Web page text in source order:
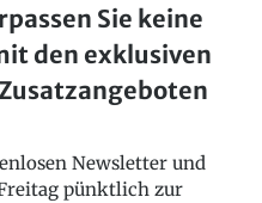
Sie keine
den exklusiven
Newsletter und
pünktlich zur